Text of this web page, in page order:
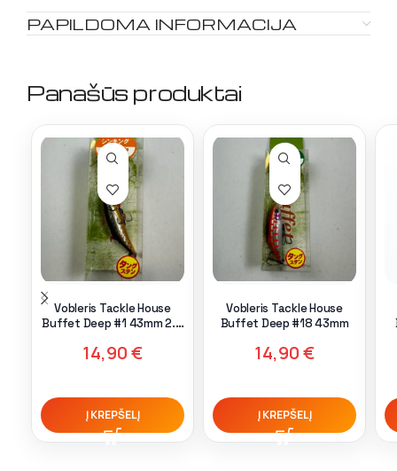
PAPILDOMA INFORMACIJA
Panašūs produktai
Vobleris Tackle House
Buffet Deep #1 43mm 2.4
14,90€
Į KREPŠELĮ
Vobleris Tackle House
Buffet Deep #18 43mm
14,90€
Į KREPŠELĮ